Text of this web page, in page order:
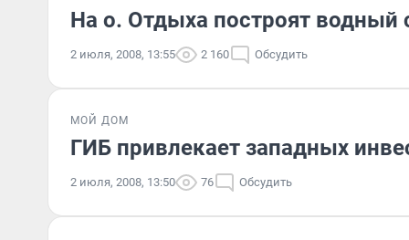
На о. Отдыха построят водный
2 июля, 2008, 13:55 2 160 Обсудить
МОЙ ДОМ
ГИБ привлекает западных
2 июля, 2008, 13:50 76 Обсудить